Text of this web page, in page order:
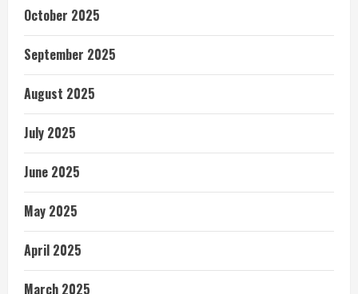
October 2025
September 2025
August 2025
July 2025
June 2025
May 2025
April 2025
March 2025